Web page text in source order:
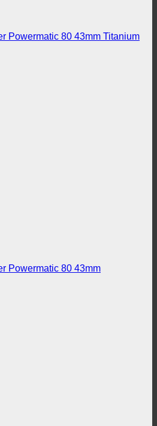
Powermatic 80 43mm Titanium
Powermatic 80 43mm